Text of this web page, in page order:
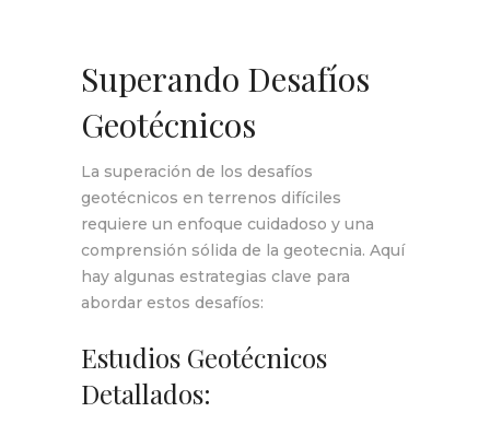
Superando Desafíos
Geotécnicos
La superación de los desafíos
geotécnicos en terrenos difíciles
requiere un enfoque cuidadoso y una
comprensión sólida de la geotecnia. Aquí
hay algunas estrategias clave para
abordar estos desafíos:
Estudios Geotécnicos
Detallados: